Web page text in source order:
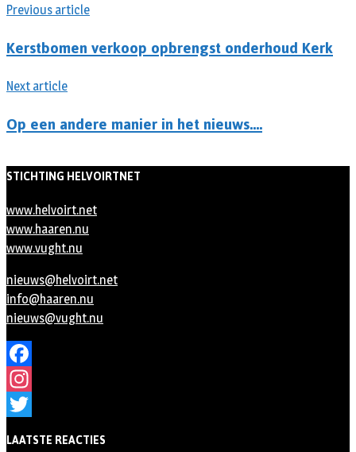
Previous article
Kerstbomen verkoop opbrengst onderhoud Kerk
Next article
Op een andere manier in het nieuws….
STICHTING HELVOIRTNET
www.helvoirt.net
www.haaren.nu
www.vught.nu
nieuws@helvoirt.net
info@haaren.nu
nieuws@vught.nu
Facebook
Instagram
LAATSTE REACTIES